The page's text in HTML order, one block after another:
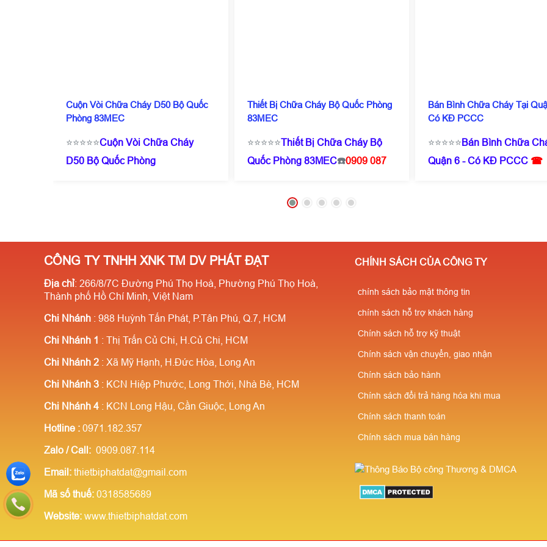
Cuộn Vòi Chữa Cháy D50 Bộ Quốc
Phòng 83MEC
⭐⭐⭐⭐⭐Cuộn Vòi Chữa Cháy
D50 Bộ Quốc Phòng
càng nhiều giá càng rẻ ✔️Chiết
Thiết Bị Chữa Cháy Bộ Quốc Phòng
83MEC
⭐⭐⭐⭐⭐Thiết Bị Chữa Cháy Bộ
Quốc Phòng 83MEC☎️0909 087
⭐Giá chỉ từ 200.000/ Cái ( tuỳ
khấu cao cho người giới thiệu
Bán Bình Chữa Cháy Tại
Có KĐ PCCC
⭐⭐⭐⭐⭐ Bán Bình Chữa
Quận 6 - Có KĐ PCCC ☎
CÔNG TY TNHH XNK TM DV PHÁT ĐẠT
Địa chỉ: 266/8/7C Đường Phú Thọ Hoà, Phường Phú Thọ Hoà,
Thành phố Hồ Chí Minh, Việt Nam
Chi Nhánh : 988 Huỳnh Tấn Phát, P.Tân Phú, Q.7, HCM
Chi Nhánh 1 : Thị Trấn Củ Chi, H.Củ Chi, HCM
Chi Nhánh 2 : Xã Mỹ Hạnh, H.Đức Hòa, Long An
Chi Nhánh 3 : KCN Hiệp Phước, Long Thới, Nhà Bè, HCM
Chi Nhánh 4 : KCN Long Hậu, Cần Giuộc, Long An
Hotline : 0971.182.357
Zalo / Call: 0909.087.114
Email: thietbiphatdat@gmail.com
Mã số thuế: 0318585689
Website: www.thietbiphatdat.com
CHÍNH SÁCH CỦA CÔNG TY
chính sách bảo mật thông tin
chính sách hỗ trợ khách hàng
Chính sách hỗ trợ kỹ thuật
Chính sách vận chuyển, giao nhận
Chính sách bảo hành
Chính sách đổi trả hàng hóa khi mua
Chính sách thanh toán
Chính sách mua bán hàng